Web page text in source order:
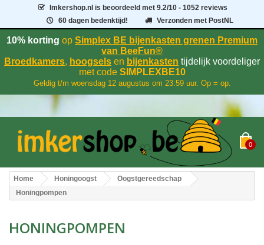
Imkershop.nl is beoordeeld met9.2/10 - 1052 reviews
60 dagen bedenktijd!
Verzonden met PostNL
10% korting op Simplex BE bijenkasten grenen Premium
van BeeFun®
Broedkamers, hoogsels en bijenkasten tijdelijk voordeliger
met codeSIMPLEXBE10
Geldig t/m woensdag 12 augustus om 23:59 uur. Op = op.
0
Home Honingoogst
Oogstgereedschap
Honingpompen
HONINGPOMPEN